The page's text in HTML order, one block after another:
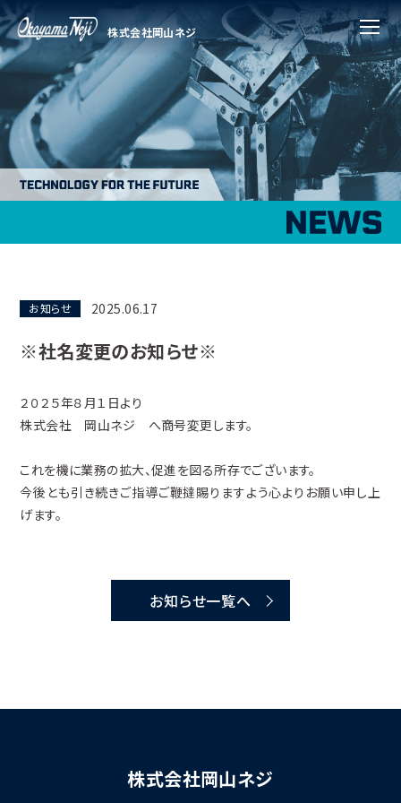
株式会社岡山ネジ メニ
お知らせ 2025.06.17
※社名変更のお知らせ※
２０２５年８月１日より
株式会社 岡山ネジ へ商号変更します。
これを機に業務の拡大、促進を図る所存でございます。
今後とも引き続きご指導ご鞭撻賜りますよう心よりお願い申し上
げます。
お知らせ一覧へ
株式会社岡山ネジ